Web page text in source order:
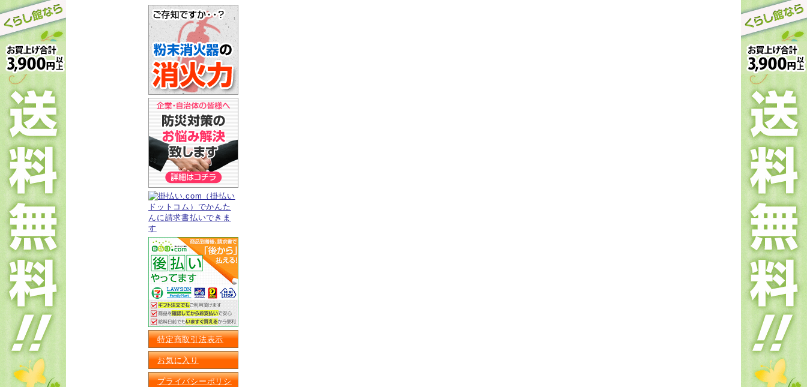
特定商取引法表示
お気に入り
プライバシーポリシ